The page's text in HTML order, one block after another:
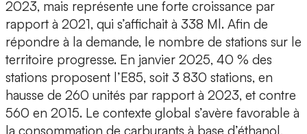
2023, mais représente une forte croissance par
rapport à 2021, qui s’affichait à 338 Ml. Afin de
répondre à la demande, le nombre de stations sur le
territoire progresse. En janvier 2025, 40 % des
stations proposent l’E85, soit 3 830 stations, en
hausse de 260 unités par rapport à 2023, et contre
560 en 2015. Le contexte global s’avère favorable à
la consommation de carburants à base d’éthanol,